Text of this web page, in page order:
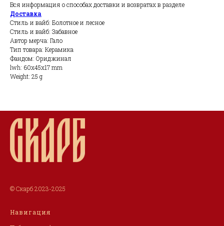
Вся информация о способах доставки и возвратах в разделе
Доставка
Стиль и вайб: Болотное и лесное
Стиль и вайб: Забавное
Автор мерча: Гало
Тип товара: Керамика
Фандом: Ориджинал
lwh: 60x45x17 mm
Weight: 25 g
© Скарб 2023-2025
Навигация